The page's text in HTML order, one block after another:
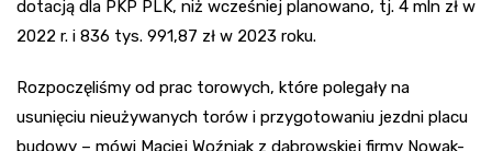
dotacją dla PKP PLK, niż wcześniej planowano, tj. 4 mln zł w
2022 r. i 836 tys. 991,87 zł w 2023 roku.
Rozpoczęliśmy od prac torowych, które polegały na
usunięciu nieużywanych torów i przygotowaniu jezdni placu
budowy – mówi Maciej Woźniak z dąbrowskiej firmy Nowak-